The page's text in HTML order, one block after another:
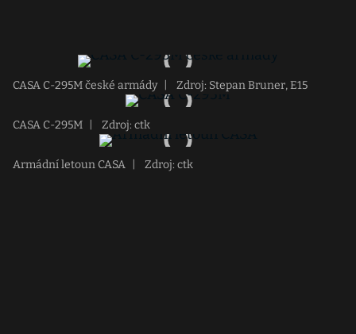
CASA C-295M české armády Zdroj: Stepan Bruner, E15
CASA C-295M Zdroj: ctk
Armádní letoun CASA Zdroj: ctk